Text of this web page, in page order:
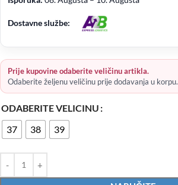
Dostavne službe:
Prije kupovine odaberite veličinu artikla.
Odaberite željenu veličinu prije dodavanja u korpu.
ODABERITE VELICINU
37
38 39